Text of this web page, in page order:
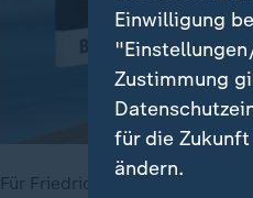
Für Friedrich Merz war es die
Einwilligung
Zustimmung
für die
ändern.